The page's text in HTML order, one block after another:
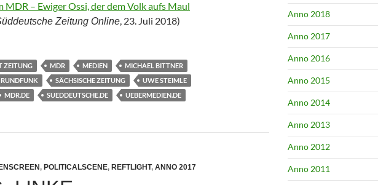
MDR – Ewiger Ossi, der dem Volk aufs Maul
Zeitung Online, 23. Juli 2018)
ZEITUNG MDR MEDIEN
MICHAEL BITTNER
SÄCHSISCHE ZEITUNG
UWE STEIMLE
MDR.DE SUEDDEUTSCHE.DE UEBERMEDIEN.DE
, POLITICALSCENE, REFTLIGHT, ANNO 2017
Anno 2018
Anno 2017
Anno 2016
Anno 2015
Anno 2014
Anno 2013
Anno 2012
Anno 2011